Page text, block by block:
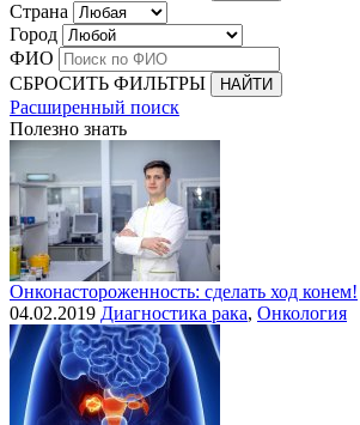
Страна
Город
ФИО
СБРОСИТЬ ФИЛЬТРЫ
Расширенный поиск
Полезно знать
Онконастороженность: сделать ход конем!
04.02.2019 Диагностика рака, Онкология